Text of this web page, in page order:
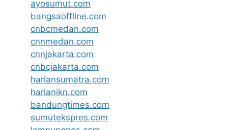
ayosumut.com
bangsaoffline.com
cnbcmedan.com
cnnmedan.com
cnnjakarta.com
cnbcjakarta.com
hariansumatra.com
harianikn.com
bandungtimes.com
sumutekspres.com